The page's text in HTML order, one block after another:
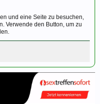
und eine Seite zu besuchen,
Verwende den Button, um zu